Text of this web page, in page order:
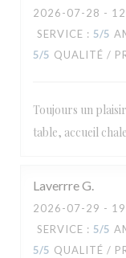
2026-07-28 -
SERVICE : 5/5
5/5 QUALITÉ /
Toujours un
table, accueil
LaverrreG
2026-07-29 -
SERVICE : 5/5
5/5 QUALITÉ /